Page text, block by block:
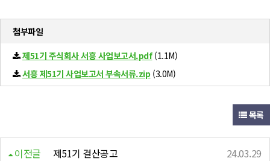
첨부파일
제51기 주식회사 서흥 사업보고서.pdf(1.1M)
서흥 제51기 사업보고서 부속서류.zip (3.0M)
목록
이전글 제51기 결산공고 24.03.29